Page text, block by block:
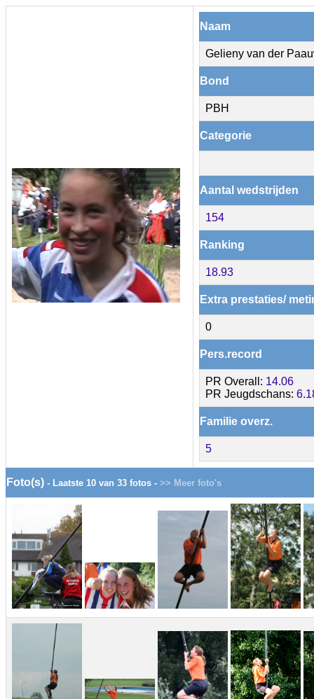
Naam
Gelieny van der
Bond
PBH
Categorie
Aantal wedstrijden
154
Ranking
18.93
Extra prestaties/
0
Pers.record
PR Overall: 14.06
PR Jeugdschans:
Familie overz.
5
Foto(s) - Laatste 10 van 33 fotos - >> Meer foto's